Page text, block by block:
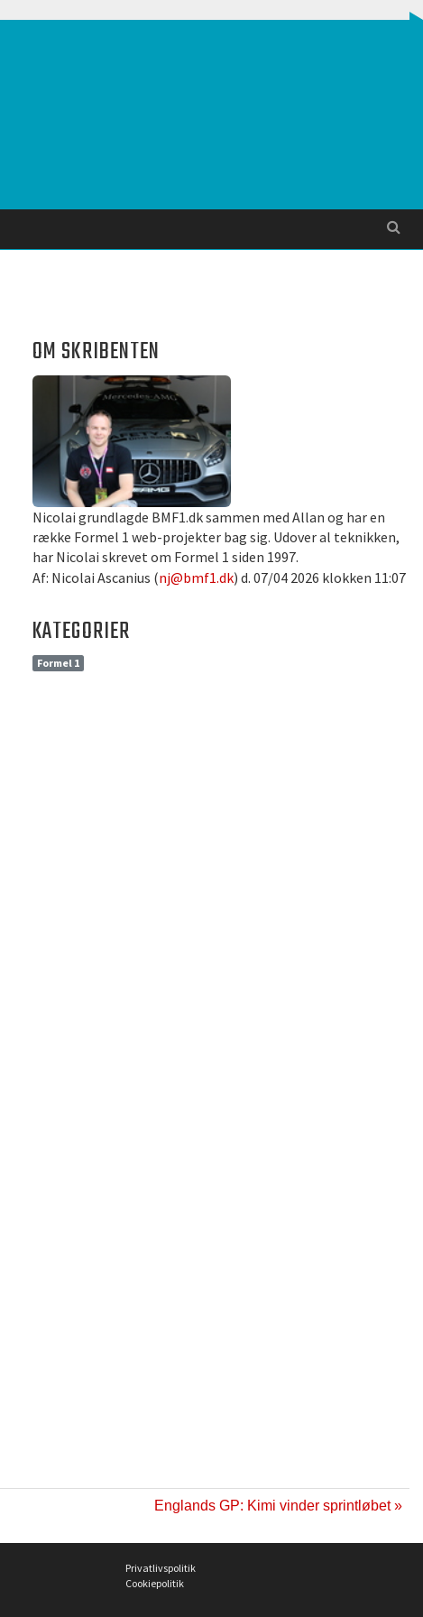
OM SKRIBENTEN
Nicolai grundlagde BMF1.dk sammen med Allan og har en
række Formel 1 web-projekter bag sig. Udover al teknikken,
har Nicolai skrevet om Formel 1 siden 1997.
Af: Nicolai Ascanius (nj@bmf1.dk) d. 07/04 2026 klokken 11:07
KATEGORIER
Formel 1
Englands GP: Kimi vinder sprintløbet »
Privatlivspolitik
Cookiepolitik